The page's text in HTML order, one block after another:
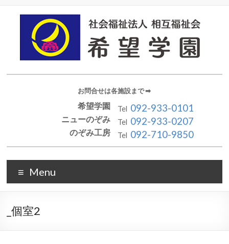
お問合せは各施設まで ➡︎
希望学園Tel 092-933-0101
ニューのぞみTel 092-933-0207
のぞみ工房Tel 092-710-9850
Menu
_個室2